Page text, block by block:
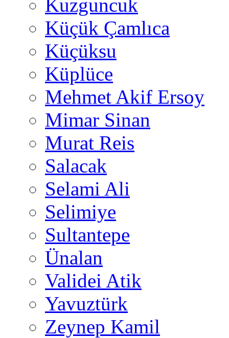
Kuzguncuk
Küçük Çamlıca
Küçüksu
Küplüce
Mehmet Akif Ersoy
Mimar Sinan
Murat Reis
Salacak
Selami Ali
Selimiye
Sultantepe
Ünalan
Validei Atik
Yavuztürk
Zeynep Kamil